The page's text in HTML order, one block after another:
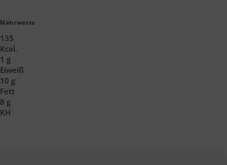
Nährwerte
135
Kcal.
1 g
Eiweiß
10 g
Fett
8 g
KH